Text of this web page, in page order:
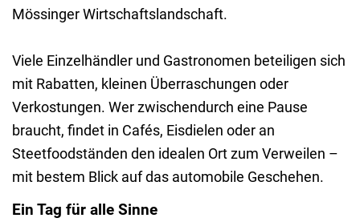
Mössinger Wirtschaftslandschaft.
Viele Einzelhändler und Gastronomen beteiligen sich
mit Rabatten, kleinen Überraschungen oder
Verkostungen. Wer zwischendurch eine Pause
braucht, findet in Cafés, Eisdielen oder an
Steetfoodständen den idealen Ort zum Verweilen –
mit bestem Blick auf das automobile Geschehen.
Ein Tag für alle Sinne